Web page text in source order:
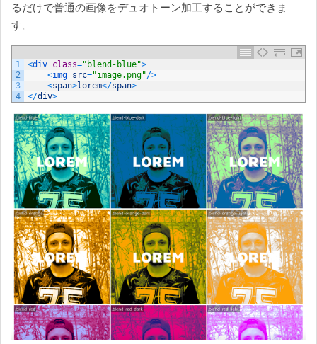
るだけで普通の画像をデュオトーン加工することができま
す。
1
2
3
4
<div class="blend-blue">
<img src="image.png"/>
<span>lorem</span>
</div>